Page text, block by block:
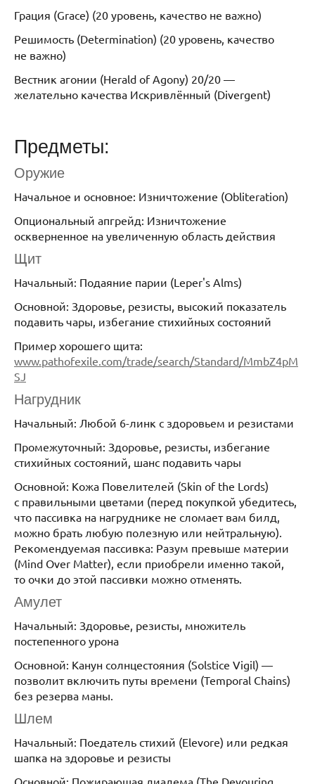
Грация (Grace) (20 уровень, качество не важно)
Решимость (Determination) (20 уровень, качество
не важно)
Вестник агонии (Herald of Agony) 20/20 —
желательно качества Искривлённый (Divergent)
Предметы:
Оружие
Начальное и основное: Изничтожение (Obliteration)
Опциональный апгрейд: Изничтожение
оскверненное на увеличенную область действия
Щит
Начальный: Подаяние парии (Leper's Alms)
Основной: Здоровье, резисты, высокий показатель
подавить чары, избегание стихийных состояний
Пример хорошего щита:
www.pathofexile.com/trade/search/Standard/MmbZ4pM
SJ
Нагрудник
Начальный: Любой 6-линк с здоровьем и резистами
Промежуточный: Здоровье, резисты, избегание
стихийных состояний, шанс подавить чары
Основной: Кожа Повелителей (Skin of the Lords)
с правильными цветами (перед покупкой убедитесь,
что пассивка на нагруднике не сломает вам билд,
можно брать любую полезную или нейтральную).
Рекомендуемая пассивка: Разум превыше материи
(Mind Over Matter), если приобрели именно такой,
то очки до этой пассивки можно отменять.
Амулет
Начальный: Здоровье, резисты, множитель
постепенного урона
Основной: Канун солнцестояния (Solstice Vigil) —
позволит включить путы времени (Temporal Chains)
без резерва маны.
Шлем
Начальный: Поедатель стихий (Elevore) или редкая
шапка на здоровье и резисты